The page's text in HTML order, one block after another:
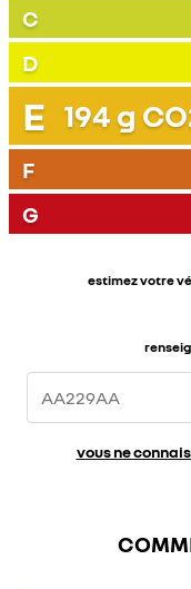
C
D
E 194 g
F
G
estimez votre
vous ne